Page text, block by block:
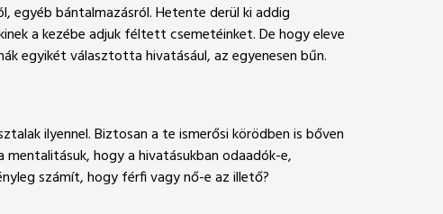
egyéb bántalmazásról. Hetente derül ki addig
a kezébe adjuk féltett csemetéinket. De hogy eleve
egyikét választotta hivatásául, az egyenesen bűn.
ilyennel. Biztosan a te ismerősi körödben is bőven
mentalitásuk, hogy a hivatásukban odaadók-e,
számít, hogy férfi vagy nő-e az illető?